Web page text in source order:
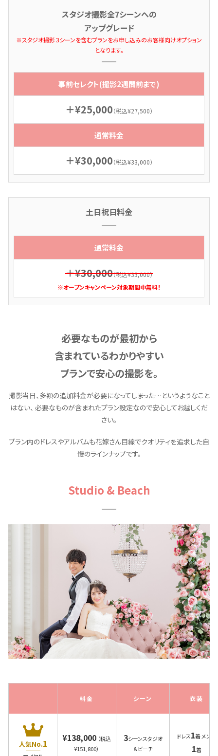
スタジオ撮影全7シーンへの
アップグレード
※スタジオ撮影３シーンを含むプランをお申し込みのお客様向けオプション
となります。
事前セレクト(撮影2週間前まで)
＋¥25,000（税込¥27,500）
通常料金
＋¥30,000（税込¥33,000）
土日祝日料金
通常料金
＋¥30,000（税込¥33,000）
※オープンキャンペーン対象期間中無料！
必要なものが最初から
含まれているわかりやすい
プランで安心の撮影を。
撮影当日、多額の追加料金が必要になってしまった…というようなこと
はない、 必要なものが含まれたプラン設定なので安心してお越しくだ
さい。
プラン内のドレスやアルバムも花嫁さん目線でクオリティを追求した自
慢のラインナップです。
Studio & Beach
料金 シーン 衣装
人気No.1
¥138,000 （税込
¥151,800）
3シーンスタジオ
＆ビーチ
ドレス1着 メンズ
1着